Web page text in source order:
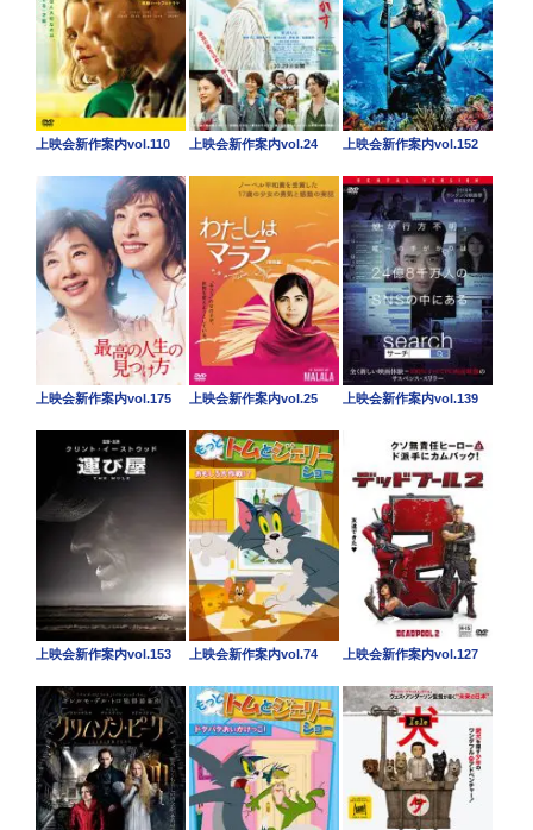
上映会新作案内vol.110 上映会新作案内vol.24 上映会新作案内vol.152
上映会新作案内vol.175 上映会新作案内vol.25 上映会新作案内vol.139
上映会新作案内vol.153 上映会新作案内vol.74 上映会新作案内vol.127